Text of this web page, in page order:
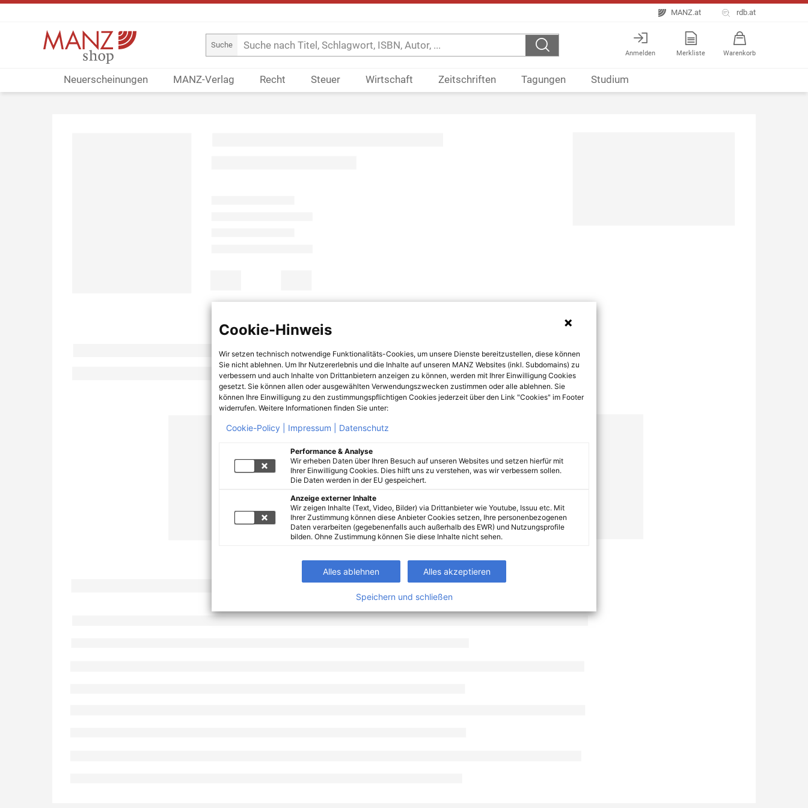
MANZ.at rdb.at
Suche
Anmelden Merkliste Warenkorb
Neuerscheinungen MANZ-Verlag Recht Steuer Wirtschaft Zeitschriften Tagungen Studium
Cookie-Hinweis
Wir setzen technisch notwendige Funktionalitäts-Cookies, um unsere Dienste bereitzustellen, diese können
Sie nicht ablehnen. Um Ihr Nutzererlebnis und die Inhalte auf unseren MANZ Websites (inkl. Subdomains) zu
verbessern und auch Inhalte von Drittanbietern anzeigen zu können, werden mit Ihrer Einwilligung Cookies
gesetzt. Sie können allen oder ausgewählten Verwendungszwecken zustimmen oder alle ablehnen. Sie
können Ihre Einwilligung zu den zustimmungspflichtigen Cookies jederzeit über den Link "Cookies" im Footer
widerrufen. Weitere Informationen finden Sie unter:
Cookie-Policy | Impressum | Datenschutz
Performance & Analyse
Wir erheben Daten über Ihren Besuch auf unseren Websites und setzen hierfür mit
Ihrer Einwilligung Cookies. Dies hilft uns zu verstehen, was wir verbessern sollen.
Die Daten werden in der EU gespeichert.
Anzeige externer Inhalte
Wir zeigen Inhalte (Text, Video, Bilder) via Drittanbieter wie Youtube, Issuu etc. Mit
Ihrer Zustimmung können diese Anbieter Cookies setzen, Ihre personenbezogenen
Daten verarbeiten (gegebenenfalls auch außerhalb des EWR) und Nutzungsprofile
bilden. Ohne Zustimmung können Sie diese Inhalte nicht sehen.
Alles ablehnen Alles akzeptieren
Speichern und schließen